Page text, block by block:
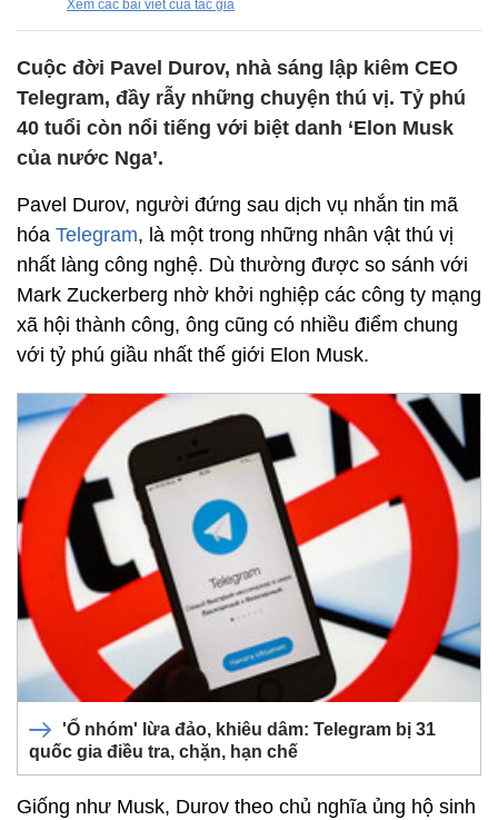
Xem các bài viết của tác giả
Cuộc đời Pavel Durov, nhà sáng lập kiêm CEO
Telegram, đầy rẫy những chuyện thú vị. Tỷ phú
40 tuổi còn nổi tiếng với biệt danh ‘Elon Musk
của nước Nga’.
Pavel Durov, người đứng sau dịch vụ nhắn tin mã
hóa Telegram, là một trong những nhân vật thú vị
nhất làng công nghệ. Dù thường được so sánh với
Mark Zuckerberg nhờ khởi nghiệp các công ty mạng
xã hội thành công, ông cũng có nhiều điểm chung
với tỷ phú giầu nhất thế giới Elon Musk.
'Ổ nhóm' lừa đảo, khiêu dâm: Telegram bị 31
quốc gia điều tra, chặn, hạn chế
Giống như Musk, Durov theo chủ nghĩa ủng hộ sinh